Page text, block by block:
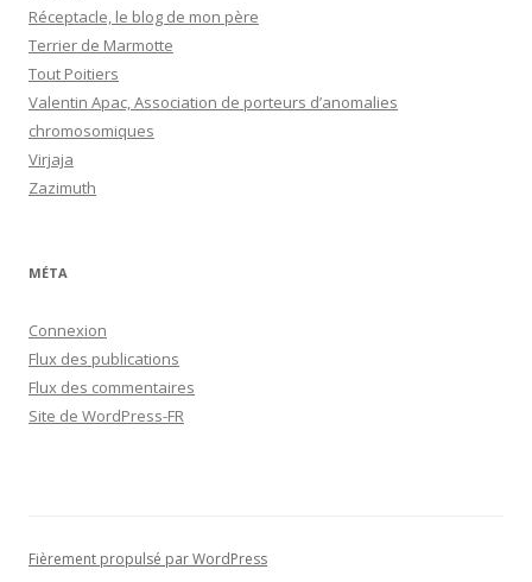
Réceptacle, le blog de mon père
Terrier de Marmotte
Tout Poitiers
Valentin Apac, Association de porteurs d’anomalies
chromosomiques
Virjaja
Zazimuth
MÉTA
Connexion
Flux des publications
Flux des commentaires
Site de WordPress-FR
Fièrement propulsé par WordPress